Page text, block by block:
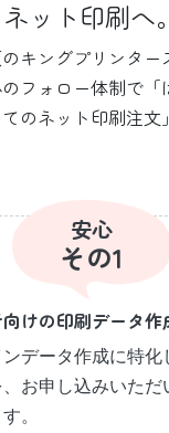
ネット印刷へ。
のキングプリンタ
フォロー体制で
のネット印刷注
安心
その1
けの印刷データ作
データ作成に特化
お申し込みいた
。